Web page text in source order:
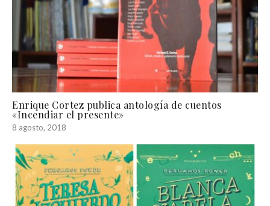
Enrique Cortez publica antología de cuentos
«Incendiar el presente»
8 agosto, 2018